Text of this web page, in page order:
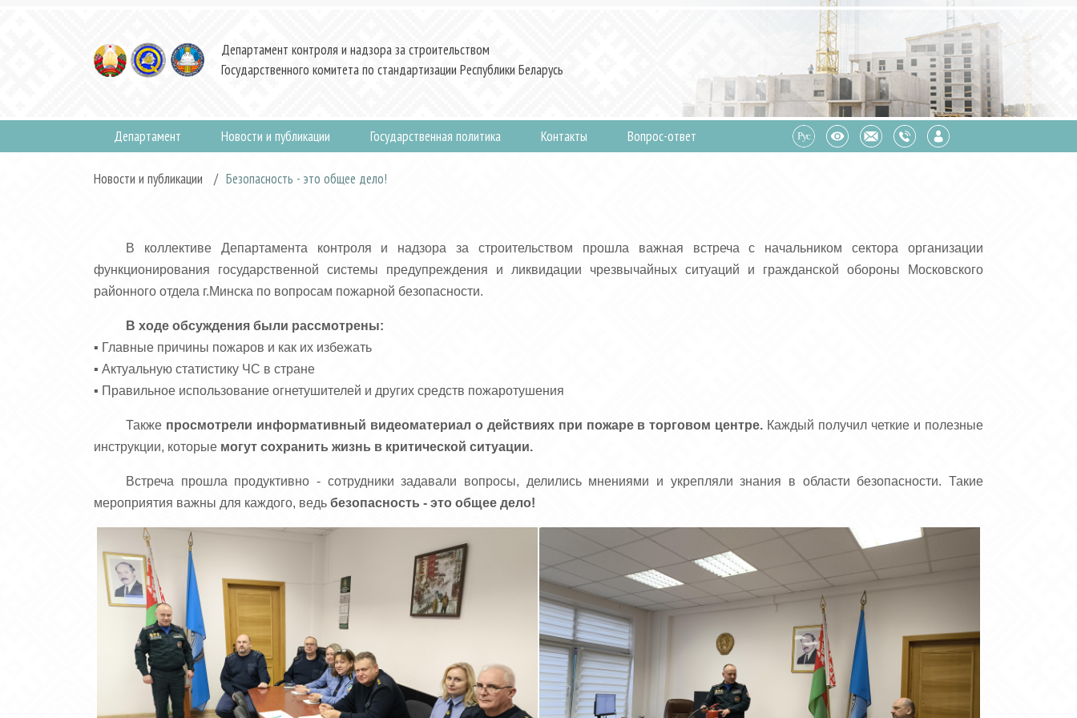
Департамент контроля и надзора за строительством
Государственного комитета по стандартизации Республики Беларусь
Департамент Новости и публикации Государственная политика Контакты Вопрос-ответ
Новости и публикации / Безопасность - это общее дело!
В коллективе Департамента контроля и надзора за строительством прошла важная встреча с начальником сектора организации
функционирования государственной системы предупреждения и ликвидации чрезвычайных ситуаций и гражданской обороны Московского
районного отдела г.Минска по вопросам пожарной безопасности.
В ходе обсуждения были рассмотрены:
▪️ Главные причины пожаров и как их избежать
▪️ Актуальную статистику ЧС в стране
▪️ Правильное использование огнетушителей и других средств пожаротушения
Также просмотрели информативный видеоматериал о действиях при пожаре в торговом центре. Каждый получил четкие и полезные
инструкции, которые могут сохранить жизнь в критической ситуации.
Встреча прошла продуктивно - сотрудники задавали вопросы, делились мнениями и укрепляли знания в области безопасности. Такие
мероприятия важны для каждого, ведь безопасность - это общее дело!